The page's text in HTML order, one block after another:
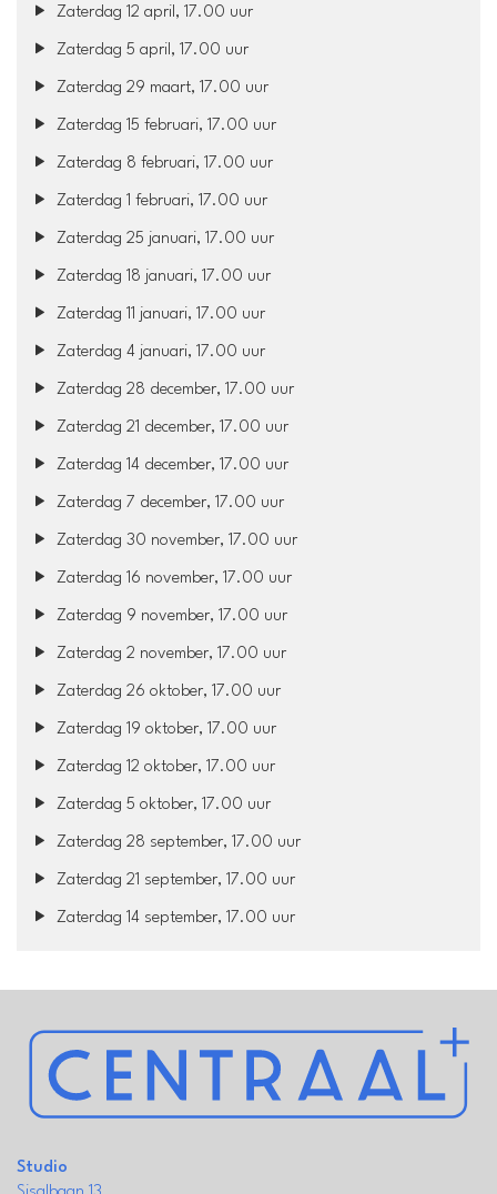
Zaterdag 12 april, 17.00 uur
Zaterdag 5 april, 17.00 uur
Zaterdag 29 maart, 17.00 uur
Zaterdag 15 februari, 17.00 uur
Zaterdag 8 februari, 17.00 uur
Zaterdag 1 februari, 17.00 uur
Zaterdag 25 januari, 17.00 uur
Zaterdag 18 januari, 17.00 uur
Zaterdag 11 januari, 17.00 uur
Zaterdag 4 januari, 17.00 uur
Zaterdag 28 december, 17.00 uur
Zaterdag 21 december, 17.00 uur
Zaterdag 14 december, 17.00 uur
Zaterdag 7 december, 17.00 uur
Zaterdag 30 november, 17.00 uur
Zaterdag 16 november, 17.00 uur
Zaterdag 9 november, 17.00 uur
Zaterdag 2 november, 17.00 uur
Zaterdag 26 oktober, 17.00 uur
Zaterdag 19 oktober, 17.00 uur
Zaterdag 12 oktober, 17.00 uur
Zaterdag 5 oktober, 17.00 uur
Zaterdag 28 september, 17.00 uur
Zaterdag 21 september, 17.00 uur
Zaterdag 14 september, 17.00 uur
Studio